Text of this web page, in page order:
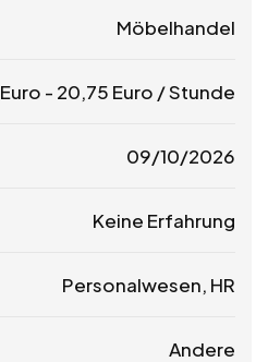
Möbelhandel
Euro - 20,75 Euro / Stunde
09/10/2026
Keine Erfahrung
Personalwesen, HR
Andere